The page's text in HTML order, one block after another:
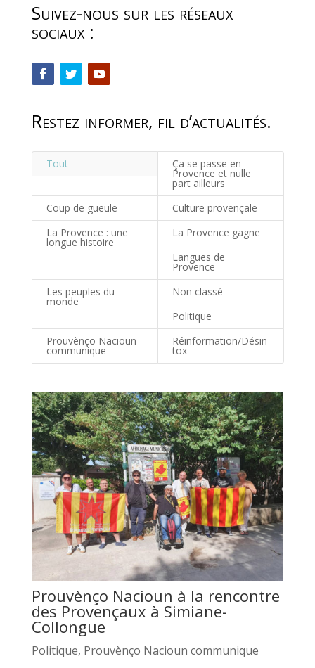
Suivez-nous sur les réseaux
sociaux :
Restez informer, fil d’actualités.
Tout Ça se passe en
Provence et nulle
part ailleurs
Coup de gueule
Culture provençale
La Provence : une
longue histoire
La Provence gagne
Langues de
Provence
Les peuples du
monde
Non classé
Politique
Prouvènço Nacioun
communique
Réinformation/Désin
tox
Prouvènço Nacioun à la rencontre
des Provençaux à Simiane-
Collongue
Politique, Prouvènço Nacioun communique